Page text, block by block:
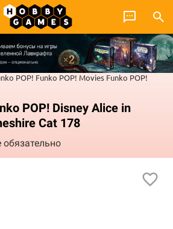
POP! Funko POP! Movies Funko POP!
POP! Disney Alice in
Cat 178